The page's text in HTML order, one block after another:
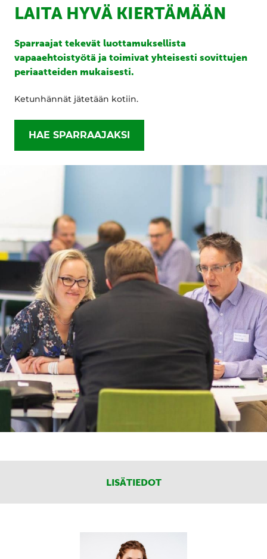
LAITA HYVÄ KIERTÄMÄÄN
Sparraajat tekevät luottamuksellista
vapaaehtoistyötä ja toimivat yhteisesti sovittujen
periaatteiden mukaisesti.
Ketunhännät jätetään kotiin.
HAE SPARRAAJAKSI
LISÄTIEDOT